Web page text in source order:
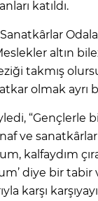
katıldı.
altın
takmış
olmak ayrı
“Gençlerle
ve sanatkârlar
kalfaydım
diye bir tabir
karşı